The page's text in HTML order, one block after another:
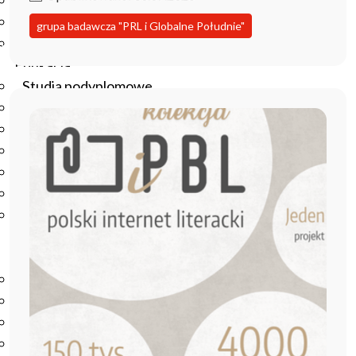
Repozytorium RCIN
Otwarta nauka
Edukacja
Studia podyplomowe
Szkolenia
Szkoła Doktorska Anthropos
Erasmus
Olimpiada Literatury i Języka Polskiego
Olimpiada Literatury i Języka Polskiego dla Szkół
Podstawowych
Biblioteka
O bibliotece
Godziny otwarcia
Katalog
Nowości
grupa badawcza "PRL i Globalne Południe"